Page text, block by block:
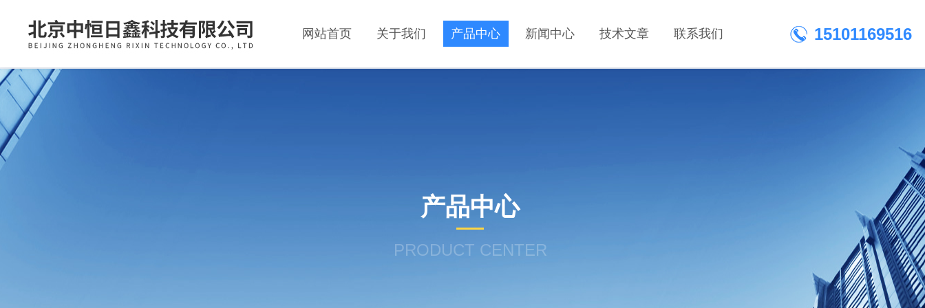
网站首页 关于我们 产品中心 新闻中心 技术文章 联系我们 15101169516
产品中心
PRODUCT CENTER